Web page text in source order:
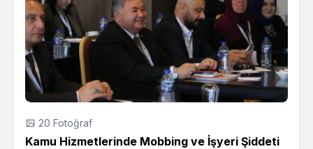
20 Fotoğraf
Kamu Hizmetlerinde Mobbing ve İşyeri Şiddeti